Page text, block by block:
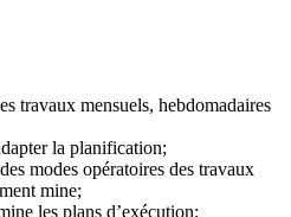
travaux mensuels, hebdomadaires
la planification;
modes opératoires des travaux
mine;
les plans d’exécution;